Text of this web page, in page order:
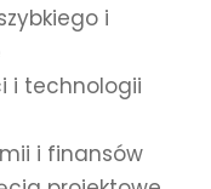
i
i technologii
i finansów